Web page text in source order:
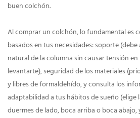
buen colchón.
Al comprar un colchón, lo fundamental es
basados ​​en tus necesidades: soporte
natural de la columna sin causar tensión
levantarte), seguridad de los materiales
y libres de formaldehído, y consulta los
adaptabilidad a tus hábitos de sueño (elige
duermes de lado, boca arriba o boca abajo,